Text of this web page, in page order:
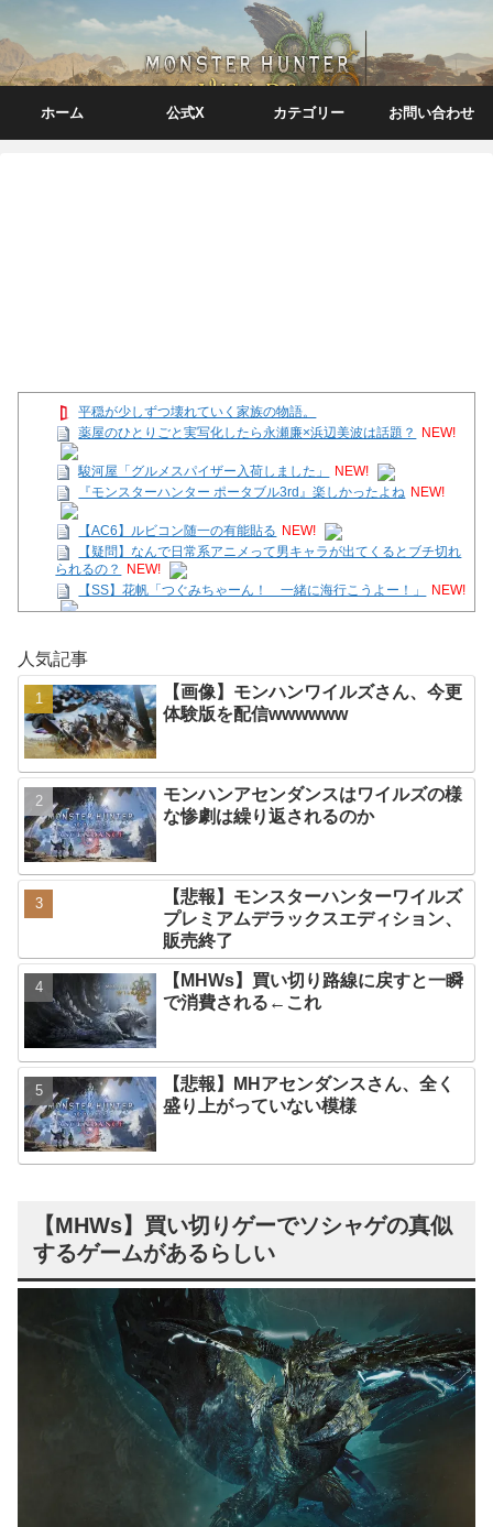
ホーム 公式X カテゴリー お問い合わせ
平穏が少しずつ壊れていく家族の物語。
薬屋のひとりごと実写化したら永瀬廉×浜辺美波は話題？
NEW!
駿河屋「グルメスパイザー入荷しました」
NEW!
『モンスターハンター ポータブル3rd』楽しかったよね NEW!
【AC6】ルビコン随一の有能貼る NEW!
【疑問】なんで日常系アニメって男キャラが出てくるとブチ切れ
られるの？
NEW!
【SS】花帆「つぐみちゃーん！ 一緒に海行こうよー！」
NEW!
wwwwww
【朗報】Switch2、ゲームキューブを抜く。発売約1年で2368万
台突破 NEW!
【花騎士】叡智な顔つきで魔性さを持つアルテミシアへの反
応！！！ NEW!
駿河屋「グルメスパイザー入荷しました」
Powered by livedoor 相互RSS
人気記事
【画像】モンハンワイルズさん、今更
体験版を配信wwwwww
モンハンアセンダンスはワイルズの様
な惨劇は繰り返されるのか
【悲報】モンスターハンターワイルズ
プレミアムデラックスエディション、
販売終了
【MHWs】買い切り路線に戻すと一瞬
で消費される←これ
【悲報】MHアセンダンスさん、全く
盛り上がっていない模様
【MHWs】買い切りゲーでソシャゲの真似
するゲームがあるらしい